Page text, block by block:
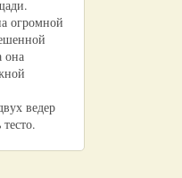
огромной
она
ведер